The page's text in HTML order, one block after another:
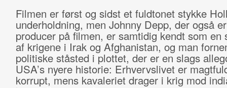
Filmen er først og sidst et fuldtonet stykke
underholdning, men Johnny Depp, der også
producer på filmen, er samtidig kendt som en
af krigene i Irak og Afghanistan, og man
politiske ståsted i plottet, der er en slags
USA’s nyere historie: Erhvervslivet er
korrupt, mens kavaleriet drager i krig mod